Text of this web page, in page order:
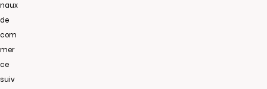
naux
de
com
mer
ce
suiv